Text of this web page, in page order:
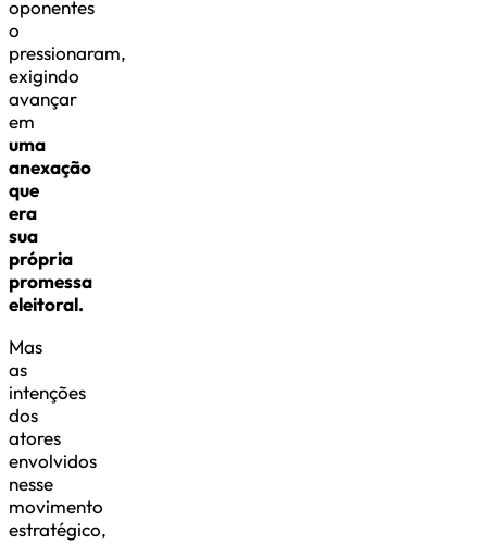
oponentes
o
pressionaram,
exigindo
avançar
em
uma
anexação
que
era
sua
própria
promessa
eleitoral.
Mas
as
intenções
dos
atores
envolvidos
nesse
movimento
estratégico,